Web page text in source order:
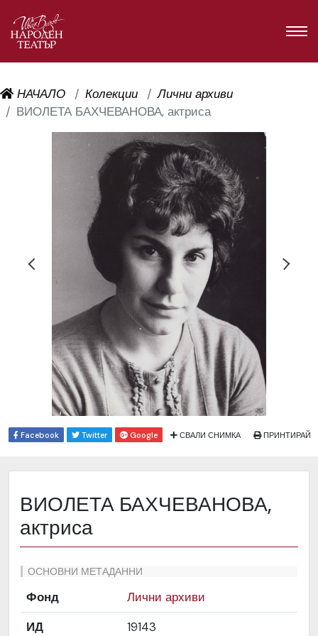
НАЧАЛО Колекции
Лични архиви
ВИОЛЕТА БАХЧЕВАНОВА, актриса
Facebook Twitter Google СВАЛИ СНИМКА ПРИНТИРАЙ
ВИОЛЕТА БАХЧЕВАНОВА,
актриса
ОСНОВНИ МЕТАДАННИ
Фонд
Лични архиви
ИД
19143